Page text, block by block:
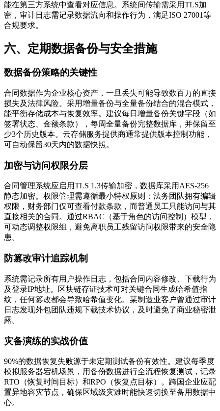
能在第三方系统中查看对应信息。系统间传输需采用TLS加
密，审计日志需记录数据流向和操作行为，满足ISO 27001等
合规要求。
六、定期数据备份与安全措施
数据备份策略的关键性
合同数据作为企业核心资产，一旦丢失可能导致数百万的直接
损失及法律风险。采用增量备份与全量备份结合的混合模式，
能平衡存储成本与恢复效率。建议每日增量备份关键字段（如
签署状态、金额条款），每周全量备份完整数据库，并保留至
少3个历史版本。云存储服务提供商通常提供版本控制功能，
可自动保留30天内的数据快照。
加密与访问权限分层
合同管理系统应启用TLS 1.3传输加密，数据库采用AES-256
静态加密。权限管理需遵循最小特权原则：法务团队拥有编辑
权限，财务部门仅可查看付款条款，而普通员工只能访问与其
直接相关的合同。通过RBAC（基于角色的访问控制）模型，
可动态调整权限组，避免离职员工残留访问权限带来的安全隐
患。
防篡改审计追踪机制
系统需记录所有用户操作日志，包括合同内容修改、下载行为
及登录IP地址。区块链存证技术可对关键合同生成哈希值指
纹，任何篡改都会导致哈希值变化。某制造业客户曾通过审计
日志发现外包团队违规下载技术协议，及时避免了商业秘密泄
露。
灾备演练的实战价值
90%的数据恢复失败源于未定期测试备份有效性。建议每季度
模拟服务器宕机场景，用备份数据进行全流程恢复测试，记录
RTO（恢复时间目标）和RPO（恢复点目标）。跨国企业应配
置异地容灾节点，确保区域级灾难时能快速切换至备用数据中
心。